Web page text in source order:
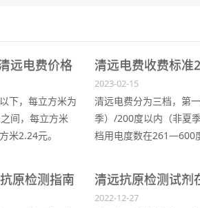
远电费价格
下，每立方米为
间，每立方米
米2.24元。
2023-02-15
清远电费分为三档，第
季）/200度以内（非夏
档用电度数在261—600
601度以上（夏季）/
0.8902元每度。
原检测指南
2022-12-27